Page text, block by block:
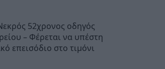
52χρονος οδηγός
– Φέρεται να υπέστη
επεισόδιο στο τιμόνι